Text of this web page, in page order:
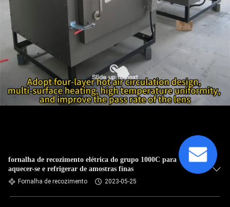
fornalha de recozimento elétrica do grupo 1000C para
aquecer-se e refrigerar de amostras finas
Fornalha de recozimento 2023-05-25